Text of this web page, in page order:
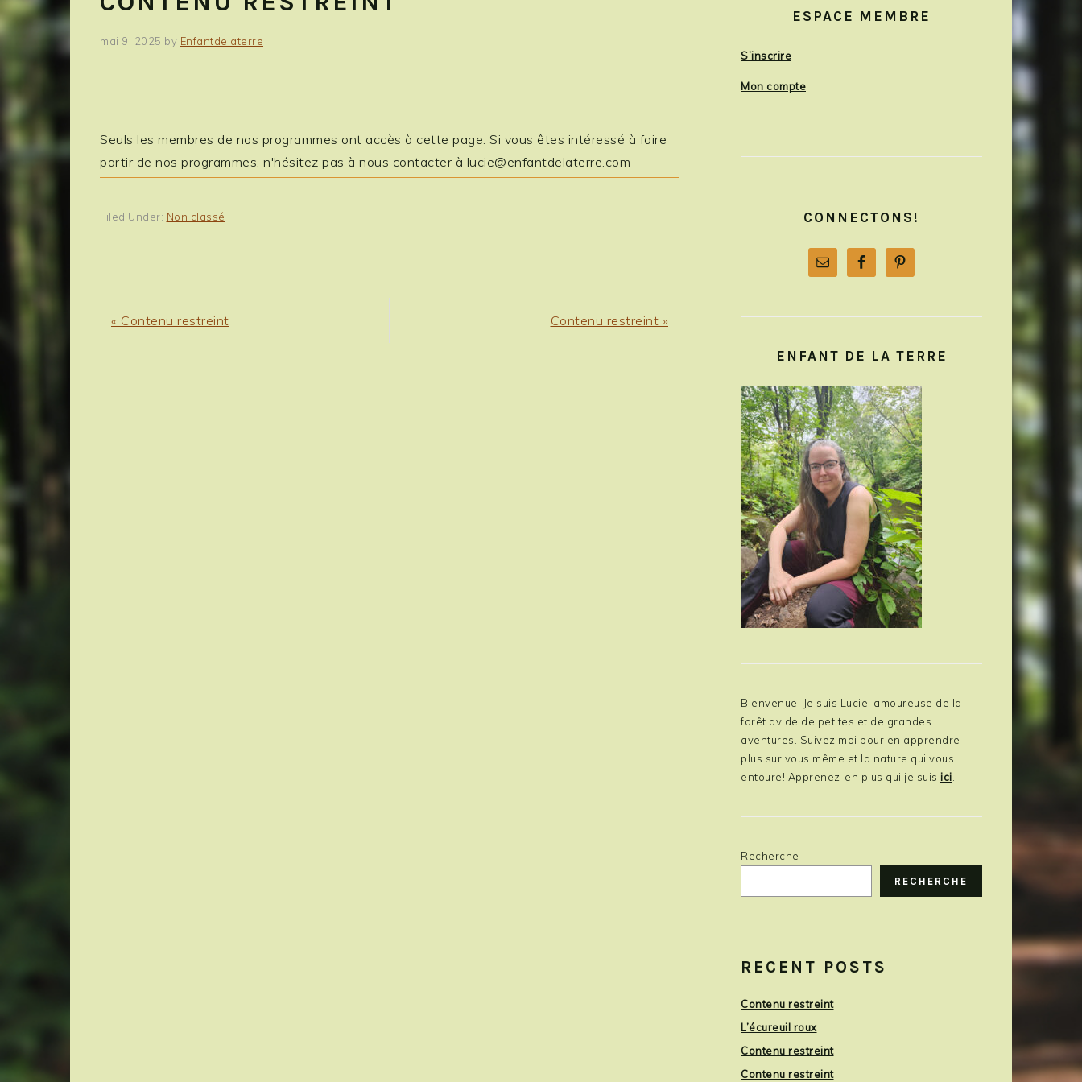
mai 9, 2025 by Enfantdelaterre
Seuls les membres de nos programmes ont accès à cette page. Si vous êtes intéressé à faire
partir de nos programmes, n'hésitez pas à nous contacter à lucie@enfantdelaterre.com
Filed Under: Non classé
Previous
« Contenu restreint
Next
Contenu restreint »
SIDEBARESPACE MEMBRE
S’inscrire
Mon compte
CONNECTONS!
ENFANT DE LA TERRE
Bienvenue! Je suis Lucie, amoureuse de la
forêt avide de petites et de grandes
aventures. Suivez moi pour en apprendre
plus sur vous même et la nature qui vous
entoure! Apprenez-en plus qui je suis ici
Recherche
RECHERCHE
RECENT POSTS
Contenu restreint
L’écureuil roux
Contenu restreint
Contenu restreint